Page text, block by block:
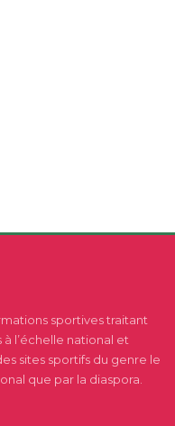
sportives traitant
l’échelle national et
sites sportifs du genre le
que par la diaspora.